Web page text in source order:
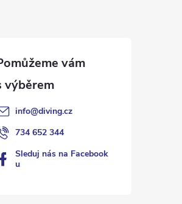
info@diving.cz
734 652 344
Sleduj nás na Facebook
u